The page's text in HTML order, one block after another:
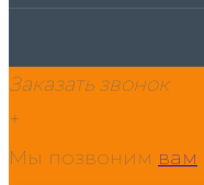
Заказать звонок
+
Мы позвоним вам